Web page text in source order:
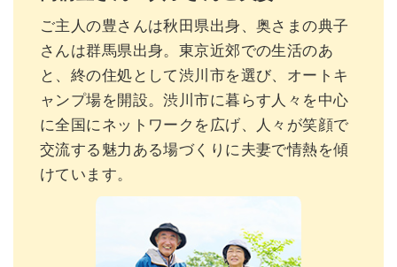
ご主人の豊さんは秋田県出身、奥さまの典子
さんは群馬県出身。東京近郊での生活のあ
と、終の住処として渋川市を選び、オートキ
ャンプ場を開設。渋川市に暮らす人々を中心
に全国にネットワークを広げ、人々が笑顔で
交流する魅力ある場づくりに夫妻で情熱を傾
けています。